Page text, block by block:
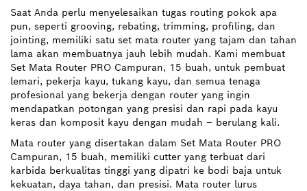
Saat Anda perlu menyelesaikan tugas routing pokok apa
pun, seperti grooving, rebating, trimming, profiling, dan
jointing, memiliki satu set mata router yang tajam dan tahan
lama akan membuatnya jauh lebih mudah. Kami membuat
Set Mata Router PRO Campuran, 15 buah, untuk pembuat
lemari, pekerja kayu, tukang kayu, dan semua tenaga
profesional yang bekerja dengan router yang ingin
mendapatkan potongan yang presisi dan rapi pada kayu
keras dan komposit kayu dengan mudah – berulang kali.
Mata router yang disertakan dalam Set Mata Router PRO
Campuran, 15 buah, memiliki cutter yang terbuat dari
karbida berkualitas tinggi yang dipatri ke bodi baja untuk
kekuatan, daya tahan, dan presisi. Mata router lurus